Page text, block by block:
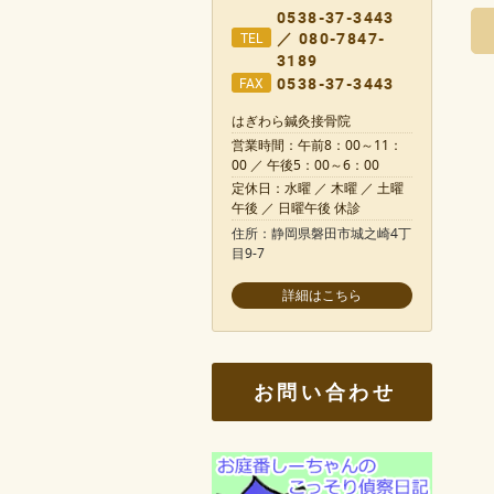
TEL
0538-37-3443
／ 080-7847-
3189
FAX 0538-37-3443
はぎわら鍼灸接骨院
営業時間：午前8：00～11：
00 ／ 午後5：00～6：00
定休日：水曜 ／ 木曜 ／ 土曜
午後 ／ 日曜午後 休診
住所：静岡県磐田市城之崎4丁
目9-7
お問い合わせ